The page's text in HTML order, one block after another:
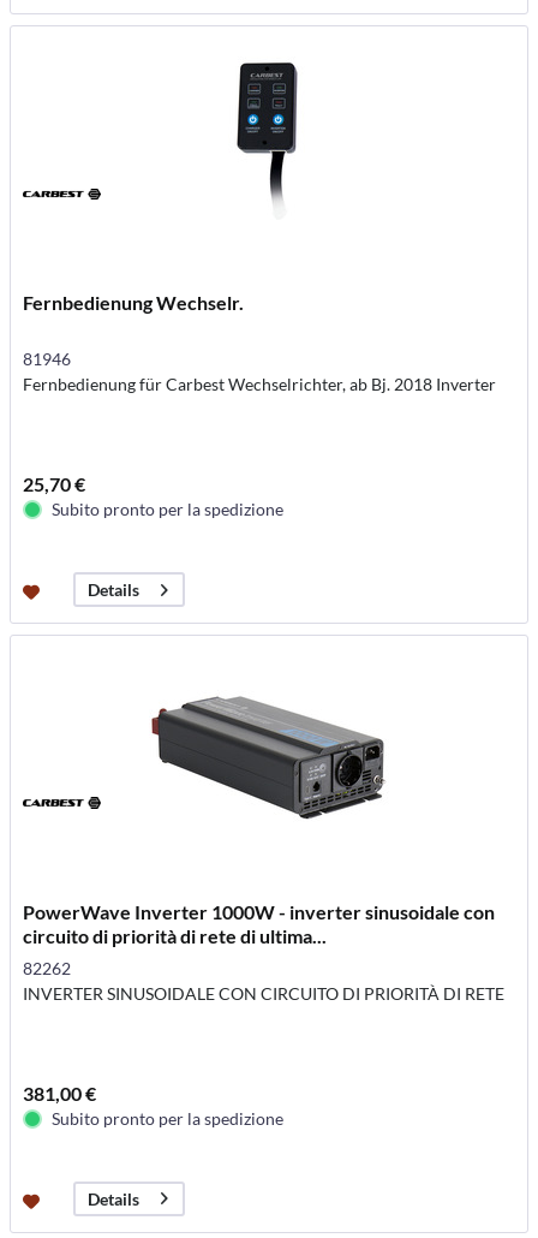
Fernbedienung Wechselr.
81946
Fernbedienung für Carbest Wechselrichter, ab Bj. 2018 Inverter
25,70 €
Subito pronto per la spedizione
Details
PowerWave Inverter 1000W - inverter sinusoidale con
circuito di priorità di rete di ultima...
82262
INVERTER SINUSOIDALE CON CIRCUITO DI PRIORITÀ DI RETE
381,00 €
Subito pronto per la spedizione
Details